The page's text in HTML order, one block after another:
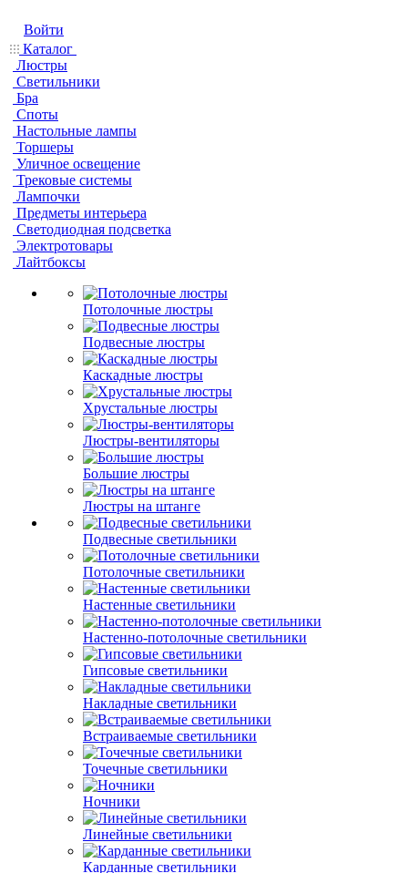
Войти
Каталог
Люстры
Светильники
Бра
Споты
Настольные лампы
Торшеры
Уличное освещение
Трековые системы
Лампочки
Предметы интерьера
Светодиодная подсветка
Электротовары
Лайтбоксы
Потолочные люстры
Подвесные люстры
Каскадные люстры
Хрустальные люстры
Люстры-вентиляторы
Большие люстры
Люстры на штанге
Подвесные светильники
Потолочные светильники
Настенные светильники
Настенно-потолочные светильники
Гипсовые светильники
Накладные светильники
Встраиваемые светильники
Точечные светильники
Ночники
Линейные светильники
Карданные светильники